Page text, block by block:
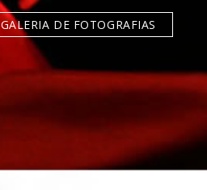
GALERIA DE FOTOGRAFIAS